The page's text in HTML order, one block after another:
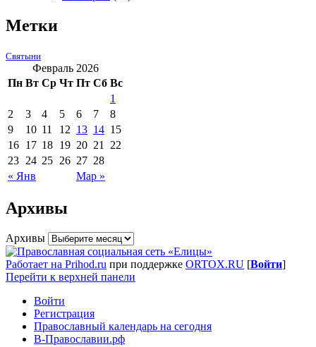
Метки
Святыни
Февраль 2026
Пн Вт Ср Чт Пт Сб Вс
« Янв Мар »
1
2
3 4 5 6 7
8
9
10 11 12 13 14 15
16 17 18 19 20 21
22
23 24 25 26 27 28
Архивы
Архивы
Работает на Prihod.ru при поддержке ORTOX.RU [Войти]
Перейти к верхней панели
Войти
Регистрация
Православный календарь на сегодня
В-Православии.рф